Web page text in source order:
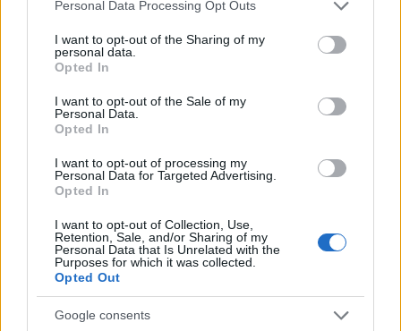
not limited to your visit or usage behaviour. You may click to
grant or deny consent to Google and its third-party tags to
use your data for below specified purposes in below Google
consent section.
Personal Data Processing Opt Outs
I want to opt-out of the Sharing of my
personal data.
Opted In
I want to opt-out of the Sale of my
Personal Data.
Opted In
I want to opt-out of processing my
Personal Data for Targeted Advertising.
Opted In
I want to opt-out of Collection, Use,
Retention, Sale, and/or Sharing of my
Personal Data that Is Unrelated with the
Purposes for which it was collected.
Opted Out
Google consents
Köszönöm!
Marlington engem is hívott. Megtisztelsz vele, nem
tudom nem kéne kicserélni itt engem? A gördülés
Myrtille
BDK
18 éve
Oké, kérésedre "kicseréllek"!
BDK
18 éve